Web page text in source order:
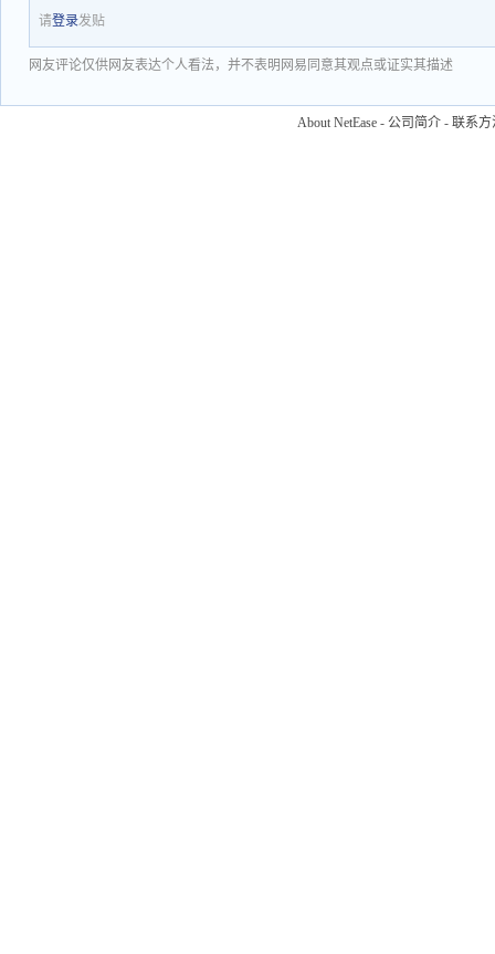
请登录发贴
网友评论仅供网友表达个人看法，并不表明网易同意其观点或证实其描述
About NetEase - 公司简介 - 联系方